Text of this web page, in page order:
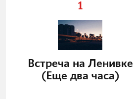
1
Встреча на Ленивке
(Еще два часа)